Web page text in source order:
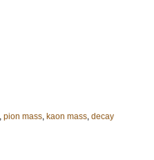
pion mass kaon mass decay